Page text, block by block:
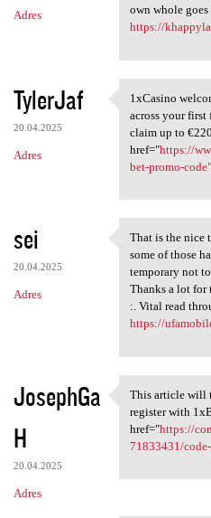
Adres
own whole
https://
TylerJaf
20.04.2025
Adres
1xCasino
1xCasino
across your first
claim up to
href="https://
bet-promo-
sei
20.04.2025
Adres
That is the
That is the nice
some of those
temporary not
Thanks a lot for
:. Vital read
https://
JosephGa
H
20.04.2025
Adres
This article
This article will
register with
href="https://
71833431/code-